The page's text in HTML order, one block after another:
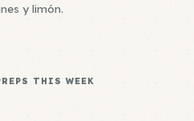
y limón.
THIS WEEK